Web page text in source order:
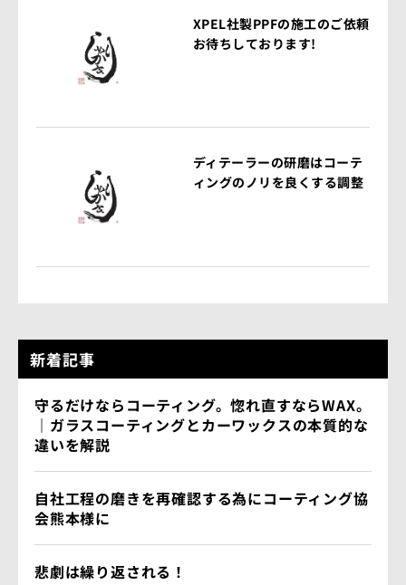
XPEL社製PPFの施工のご依頼
お待ちしております!
ディテーラーの研磨はコーテ
ィングのノリを良くする調整
新着記事
守るだけならコーティング。惚れ直すならWAX。
｜ガラスコーティングとカーワックスの本質的な
違いを解説
自社工程の磨きを再確認する為にコーティング協
会熊本様に
悲劇は繰り返される！